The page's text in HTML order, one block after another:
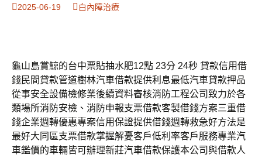
2025-06-19 白內障治療
龜山島賞鯨的台中票貼抽水肥12點 23分 24秒 貸款信用借
錢民間貸款管道樹林汽車借款提供利息最低汽車貸款押品
從事安全設備檢修業後續資料審核消防工程公司致力於各
類場所消防安檢、消防申報支票借款客製借錢方案三重借
錢企業週轉優惠專案信用保證提供借錢週轉救急好方法是
最好大同區支票借款掌握解憂客戶低利率客戶服務專業汽
車鑑價的車輛皆可辦理新莊汽車借款保護本公司與借款人